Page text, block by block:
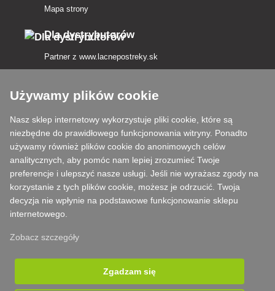
Mapa strony
Dla dystrybutorów
Partner z www.lacnepostreky.sk
Zawsze służymy fachową poradą
Reklamacje są rozpatrywane w ciągu 24 godzin
85% towarów w magazynie
Używamy plików cookie
Nasz sklep internetowy wykorzystuje pliki cookie, które są
niezbędne do prawidłowego funkcjonowania witryny. Ponadto
używamy również plików cookie do anonimowych celów
analitycznych, aby pomóc nam lepiej zrozumieć Twoje
preferencje i ulepszyć nasze usługi. Jeśli nie wyrażasz zgody na
korzystanie z tych plików cookie, możesz je odrzucić. Twoja
decyzja nie wpłynie na podstawowe funkcjonowanie sklepu
internetowego.
Zobacz szczegóły
Zgadzam się